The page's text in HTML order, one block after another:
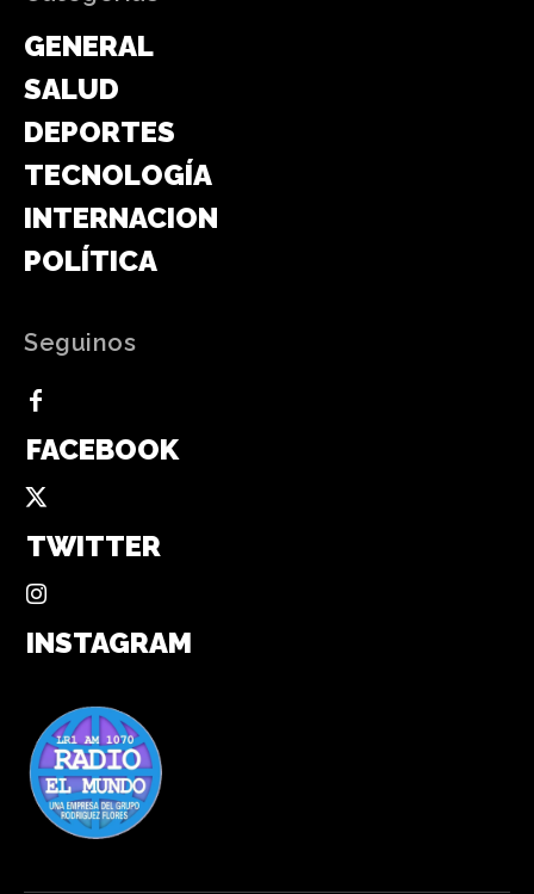
GENERAL
SALUD
DEPORTES
TECNOLOGÍA
INTERNACIONAL
POLÍTICA
Seguinos
FACEBOOK
TWITTER
INSTAGRAM